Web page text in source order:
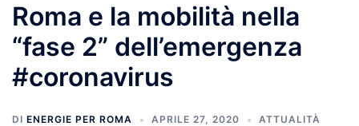
Roma e la mobilità nella
“fase 2” dell’emergenza
#coronavirus
DI ENERGIE PER ROMA APRILE 27, 2020 ATTUALITÀ